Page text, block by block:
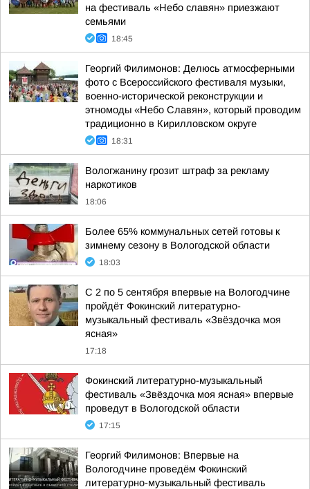
на фестиваль «Небо славян» приезжают
семьями
18:45
Георгий Филимонов: Делюсь атмосферными
фото с Всероссийского фестиваля музыки,
военно-исторической реконструкции и
этномоды «Небо Славян», который проводим
традиционно в Кирилловском округе
18:31
Вологжанину грозит штраф за рекламу
наркотиков
18:06
Более 65% коммунальных сетей готовы к
зимнему сезону в Вологодской области
18:03
С 2 по 5 сентября впервые на Вологодчине
пройдёт Фокинский литературно-
музыкальный фестиваль «Звёздочка моя
ясная»
17:18
Фокинский литературно-музыкальный
фестиваль «Звёздочка моя ясная» впервые
проведут в Вологодской области
17:15
Георгий Филимонов: Впервые на
Вологодчине проведём Фокинский
литературно-музыкальный фестиваль